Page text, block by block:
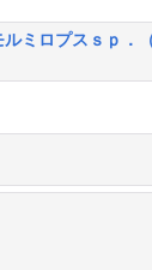
ミロプスｓｐ．（